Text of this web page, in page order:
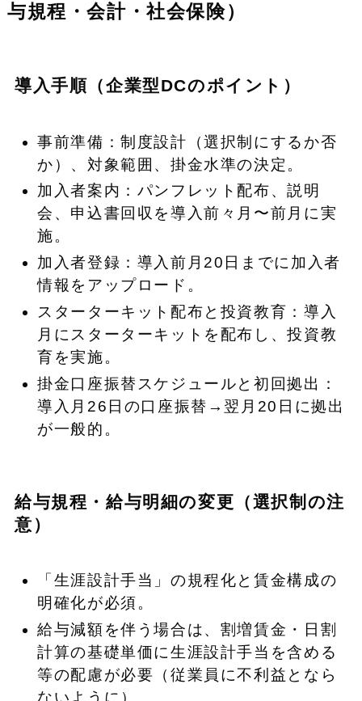
与規程・会計・社会保険）
導入手順（企業型DCのポイント）
事前準備：制度設計（選択制にするか否
か）、対象範囲、掛金水準の決定。
加入者案内：パンフレット配布、説明
会、申込書回収を導入前々月〜前月に実
施。
加入者登録：導入前月20日までに加入者
情報をアップロード。
スターターキット配布と投資教育：導入
月にスターターキットを配布し、投資教
育を実施。
掛金口座振替スケジュールと初回拠出：
導入月26日の口座振替→翌月20日に拠出
が一般的。
給与規程・給与明細の変更（選択制の注
意）
「生涯設計手当」の規程化と賃金構成の
明確化が必須。
給与減額を伴う場合は、割増賃金・日割
計算の基礎単価に生涯設計手当を含める
等の配慮が必要（従業員に不利益となら
ないように）。